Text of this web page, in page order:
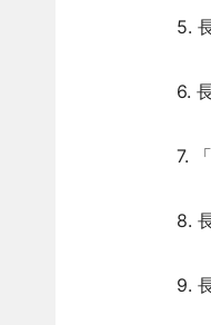
5.
6.
7.
8.
9.